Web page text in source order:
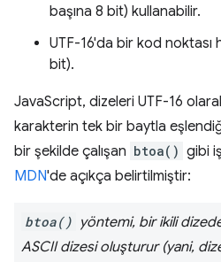
başına 8 bit) kullanabilir.
UTF-16'da bir kod noktası
bit).
JavaScript, dizeleri UTF-16
karakterin tek bir baytla
bir şekilde çalışan btoa() gibi
MDN'de açıkça belirtilmiştir:
btoa() yöntemi, bir ikili
ASCII dizesi oluşturur (yani,